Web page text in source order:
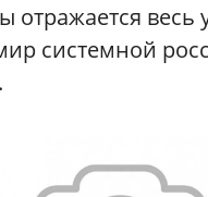
отражается весь
системной